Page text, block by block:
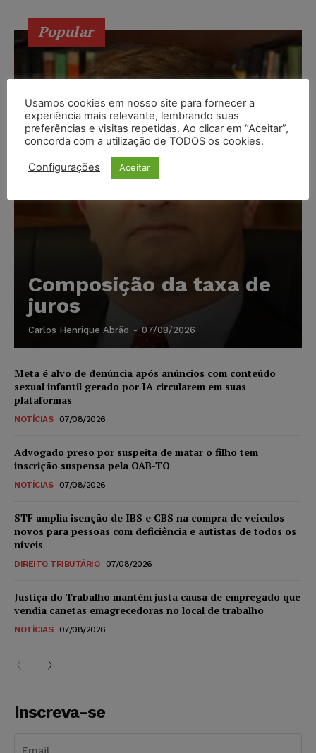
Popular
Composição da taxa de
juros
Carlos Henrique Abrão - 07/08/2026
Meta é alvo de denúncia após anúncios com conteúdo
sexual infantil gerado por IA circularem em suas
plataformas
NOTÍCIAS 07/08/2026
Advogado preso por suspeita de matar o filho tem
inscrição suspensa pela OAB-TO
NOTÍCIAS 07/08/2026
STF amplia isenção de IBS e CBS na compra de veículos
novos para pessoas com deficiência e autistas de todos os
níveis
DIREITO TRIBUTÁRIO 07/08/2026
Justiça do Trabalho mantém justa causa de empregado que
vendia canetas emagrecedoras no local de trabalho
NOTÍCIAS 07/08/2026
Inscreva-se
Usamos cookies em nosso site para fornecer a
experiência mais relevante, lembrando suas
preferências e visitas repetidas. Ao clicar em “Aceitar”,
concorda com a utilização de TODOS os cookies.
Configurações Aceitar